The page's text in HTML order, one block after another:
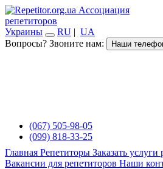
Ассоциация
репетиторов
Украины
RU | UA
Вопросы? Звоните нам:
Наши
(067) 505-98-05
(099) 818-33-25
Главная Репетиторы Заказать услуги
Вакансии для репетиторов Наши